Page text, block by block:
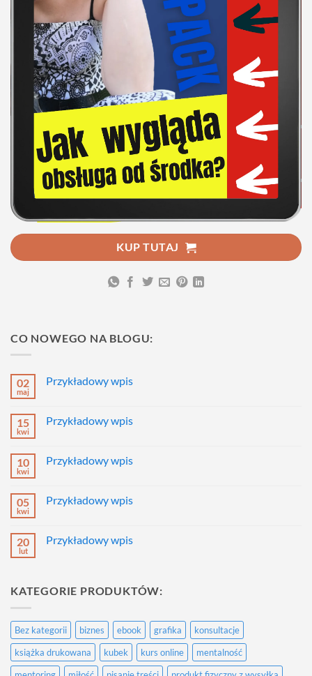
KUP TUTAJ
CO NOWEGO NA BLOGU:
02
maj
Przykładowy wpis
Przykładowy
15
kwi
Przykładowy wpis
Przykładowy
10
kwi
Przykładowy wpis
Przykładowy
05
kwi
Przykładowy wpis
Przykładowy
20
lut
Przykładowy wpis
wpis
KATEGORIE PRODUKTÓW:
Bez kategorii biznes ebook grafika
konsultacje
książka drukowana
kubek kurs online
mentalność